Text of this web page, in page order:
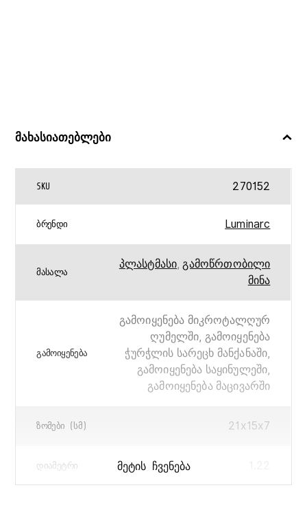
მახასიათებლები
SKU 270152
ᲑᲠᲔᲜᲓᲘ Luminarc
ᲛᲐᲡᲐᲚᲐ
პლასტმასი,გამოწრთობილი
მინა
ᲒᲐᲛᲝᲘᲧᲔᲜᲔᲑᲐ
გამოიყენება მიკროტალღურ
ღუმელში, გამოიყენება
ჭურჭლის სარეცხ მანქანაში,
გამოიყენება საყინულეში,
გამოიყენება მაცივარში
ᲖᲝᲛᲔᲑᲘ (ᲡᲛ) 21x15x7
ᲓᲘᲐᲛᲔᲢᲠᲘ ᲛᲔᲢᲘᲡ ᲩᲕᲔᲜᲔᲑᲐ